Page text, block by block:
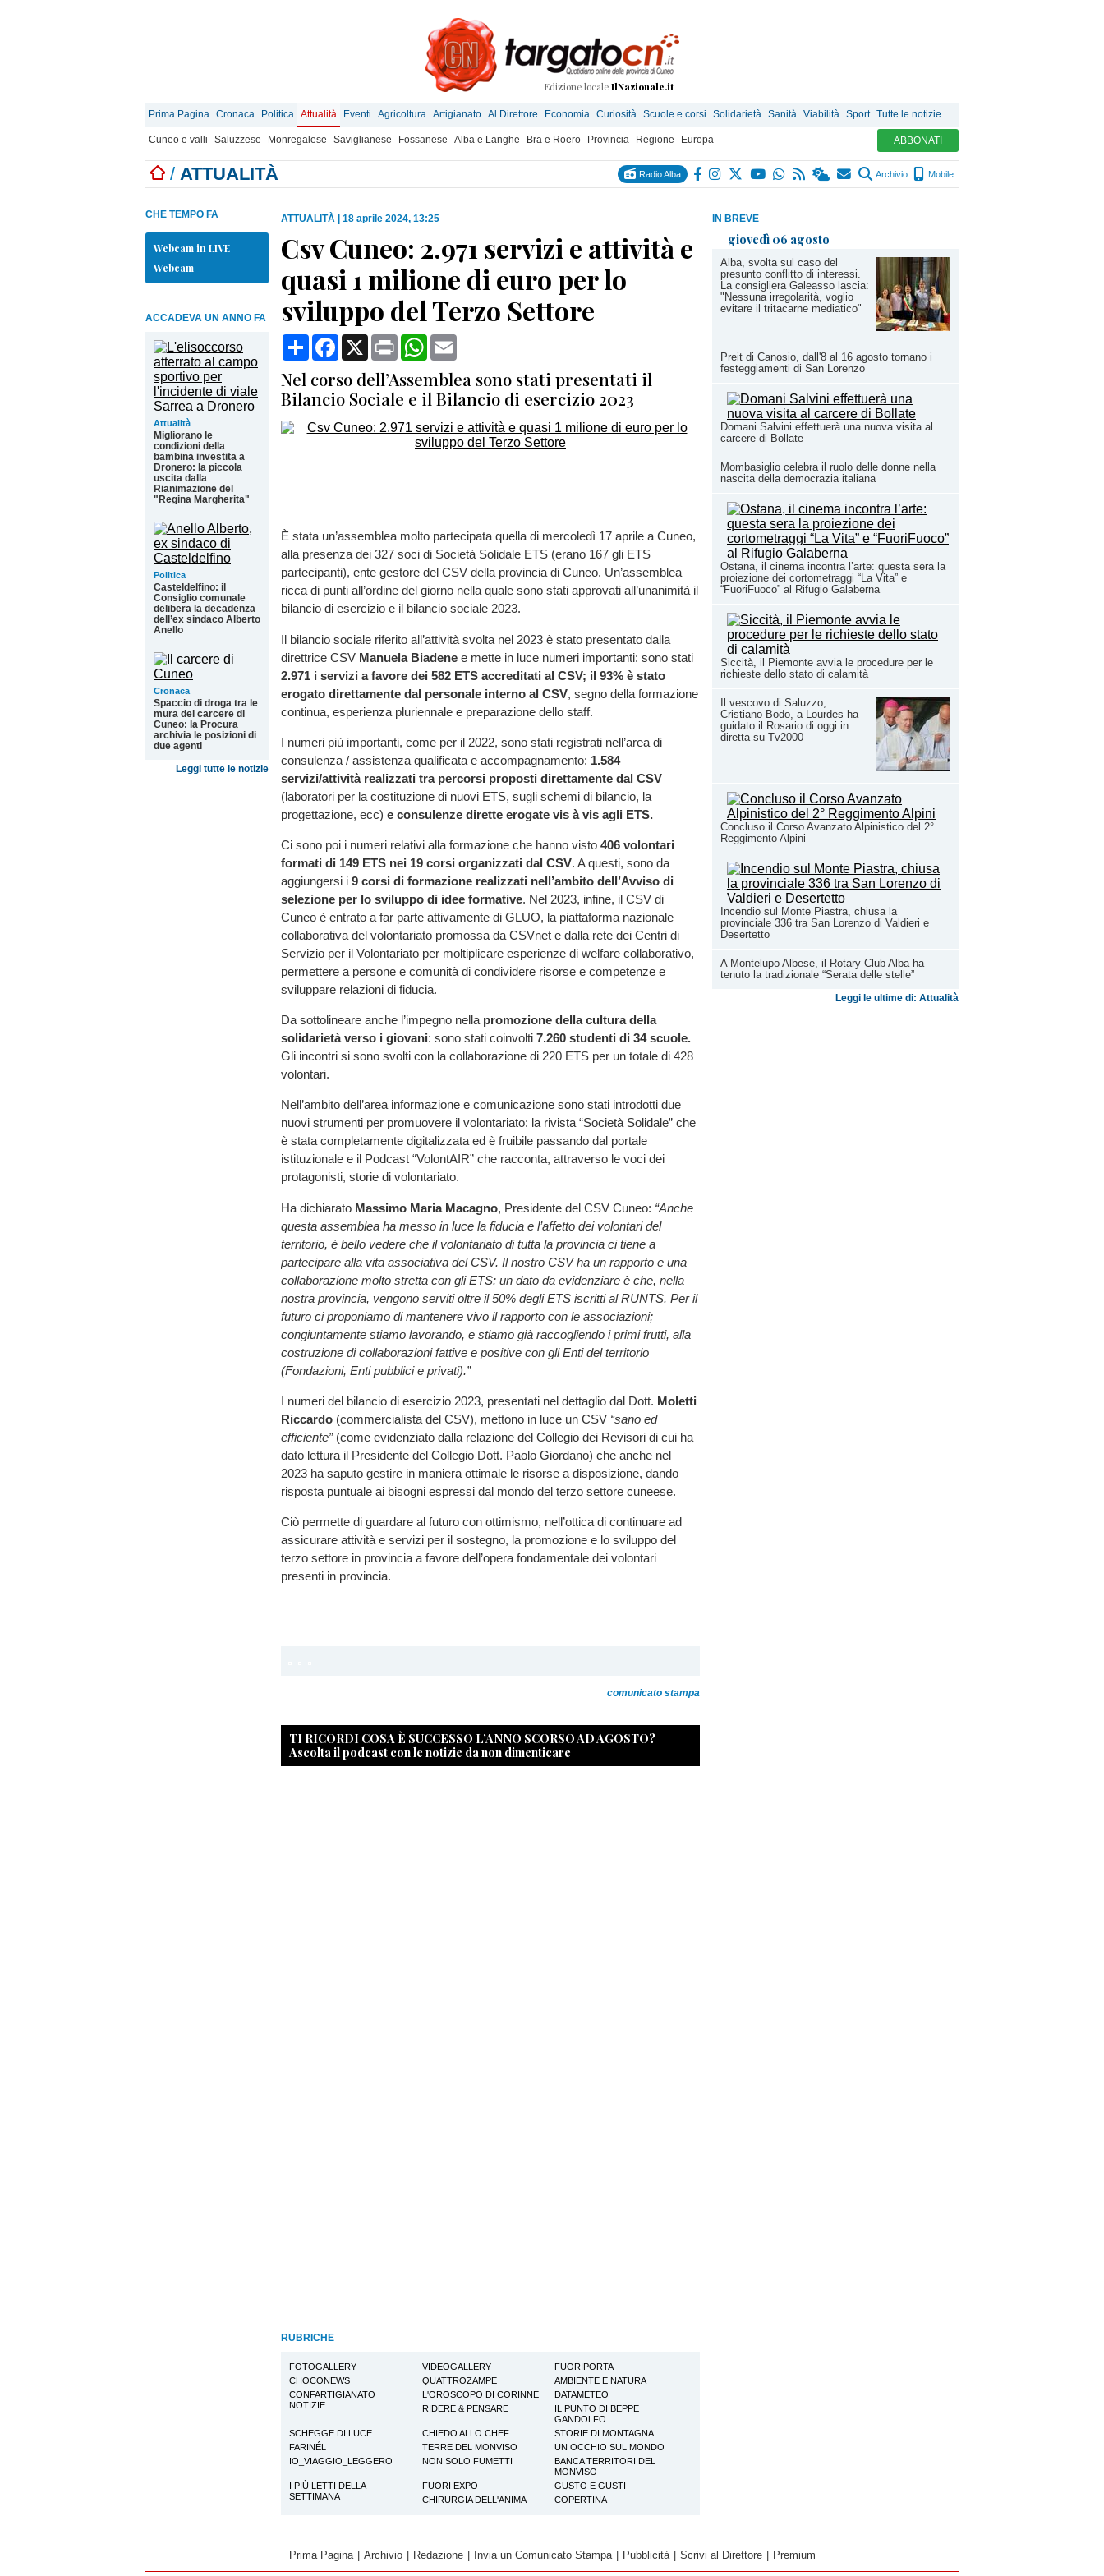
Edizione locale IlNazionale.it
Prima Pagina Cronaca Politica Attualità Eventi Agricoltura Artigianato Al Direttore Economia Curiosità Scuole e corsi Solidarietà Sanità Viabilità Sport Tutte le notizie
Cuneo e valli Saluzzese Monregalese Saviglianese Fossanese Alba e Langhe Bra e Roero Provincia Regione Europa ABBONATI
/ ATTUALITÀ Radio Alba Archivio Mobile
IN BREVE
giovedì 06 agosto
Alba, svolta sul caso del
presunto conflitto di interessi.
La consigliera Galeasso lascia:
"Nessuna irregolarità, voglio
evitare il tritacarne mediatico"
Preit di Canosio, dall'8 al 16 agosto tornano i
festeggiamenti di San Lorenzo
Domani Salvini effettuerà una nuova visita al
carcere di Bollate
Mombasiglio celebra il ruolo delle donne nella
nascita della democrazia italiana
Ostana, il cinema incontra l’arte: questa sera la
proiezione dei cortometraggi “La Vita” e
“FuoriFuoco” al Rifugio Galaberna
Siccità, il Piemonte avvia le procedure per le
richieste dello stato di calamità
Il vescovo di Saluzzo,
Cristiano Bodo, a Lourdes ha
guidato il Rosario di oggi in
diretta su Tv2000
Concluso il Corso Avanzato Alpinistico del 2°
Reggimento Alpini
Incendio sul Monte Piastra, chiusa la
provinciale 336 tra San Lorenzo di Valdieri e
Desertetto
A Montelupo Albese, il Rotary Club Alba ha
tenuto la tradizionale “Serata delle stelle”
Leggi le ultime di: Attualità
CHE TEMPO FA
Webcam in LIVE
Webcam
ACCADEVA UN ANNO FA
Attualità
Migliorano le
condizioni della
bambina investita a
Dronero: la piccola
uscita dalla
Rianimazione del
"Regina Margherita"
Politica
Casteldelfino: il
Consiglio comunale
delibera la decadenza
dell’ex sindaco Alberto
Anello
Cronaca
Spaccio di droga tra le
mura del carcere di
Cuneo: la Procura
archivia le posizioni di
due agenti
Leggi tutte le notizie
ATTUALITÀ 18 aprile 2024, 13:25
Csv Cuneo: 2.971 servizi e attività e
quasi 1 milione di euro per lo
sviluppo del Terzo Settore
CondividiFacebook
X Print WhatsApp
Nel corso dell’Assemblea sono stati presentati il
Bilancio Sociale e il Bilancio di esercizio 2023
È stata un’assemblea molto partecipata quella di mercoledì 17 aprile a Cuneo,
alla presenza dei 327 soci di Società Solidale ETS (erano 167 gli ETS
partecipanti), ente gestore del CSV della provincia di Cuneo. Un’assemblea
ricca di punti all’ordine del giorno nella quale sono stati approvati all’unanimità il
bilancio di esercizio e il bilancio sociale 2023.
Il bilancio sociale riferito all’attività svolta nel 2023 è stato presentato dalla
direttrice CSV Manuela Biadene e mette in luce numeri importanti: sono stati
2.971 i servizi a favore dei 582 ETS accreditati al CSV; il 93% è stato
erogato direttamente dal personale interno al CSV, segno della formazione
continua, esperienza pluriennale e preparazione dello staff.
I numeri più importanti, come per il 2022, sono stati registrati nell’area di
consulenza / assistenza qualificata e accompagnamento: 1.584
servizi/attività realizzati tra percorsi proposti direttamente dal CSV
(laboratori per la costituzione di nuovi ETS, sugli schemi di bilancio, la
progettazione, ecc) e consulenze dirette erogate vis à vis agli ETS.
Ci sono poi i numeri relativi alla formazione che hanno visto 406 volontari
formati di 149 ETS nei 19 corsi organizzati dal CSV. A questi, sono da
aggiungersi i 9 corsi di formazione realizzati nell’ambito dell’Avviso di
selezione per lo sviluppo di idee formative. Nel 2023, infine, il CSV di
Cuneo è entrato a far parte attivamente di GLUO, la piattaforma nazionale
collaborativa del volontariato promossa da CSVnet e dalla rete dei Centri di
Servizio per il Volontariato per moltiplicare esperienze di welfare collaborativo,
permettere a persone e comunità di condividere risorse e competenze e
sviluppare relazioni di fiducia.
Da sottolineare anche l’impegno nella promozione della cultura della
solidarietà verso i giovani: sono stati coinvolti 7.260 studenti di 34 scuole.
Gli incontri si sono svolti con la collaborazione di 220 ETS per un totale di 428
volontari.
Nell’ambito dell’area informazione e comunicazione sono stati introdotti due
nuovi strumenti per promuovere il volontariato: la rivista “Società Solidale” che
è stata completamente digitalizzata ed è fruibile passando dal portale
istituzionale e il Podcast “VolontAIR” che racconta, attraverso le voci dei
protagonisti, storie di volontariato.
Ha dichiarato Massimo Maria Macagno, Presidente del CSV Cuneo: “Anche
questa assemblea ha messo in luce la fiducia e l’affetto dei volontari del
territorio, è bello vedere che il volontariato di tutta la provincia ci tiene a
partecipare alla vita associativa del CSV. Il nostro CSV ha un rapporto e una
collaborazione molto stretta con gli ETS: un dato da evidenziare è che, nella
nostra provincia, vengono serviti oltre il 50% degli ETS iscritti al RUNTS. Per il
futuro ci proponiamo di mantenere vivo il rapporto con le associazioni;
congiuntamente stiamo lavorando, e stiamo già raccogliendo i primi frutti, alla
costruzione di collaborazioni fattive e positive con gli Enti del territorio
(Fondazioni, Enti pubblici e privati).”
I numeri del bilancio di esercizio 2023, presentati nel dettaglio dal Dott. Moletti
Riccardo (commercialista del CSV), mettono in luce un CSV “sano ed
efficiente” (come evidenziato dalla relazione del Collegio dei Revisori di cui ha
dato lettura il Presidente del Collegio Dott. Paolo Giordano) che anche nel
2023 ha saputo gestire in maniera ottimale le risorse a disposizione, dando
risposta puntuale ai bisogni espressi dal mondo del terzo settore cuneese.
Ciò permette di guardare al futuro con ottimismo, nell’ottica di continuare ad
assicurare attività e servizi per il sostegno, la promozione e lo sviluppo del
terzo settore in provincia a favore dell’opera fondamentale dei volontari
presenti in provincia.
comunicato stampa
TI RICORDI COSA È SUCCESSO L’ANNO SCORSO AD AGOSTO?
Ascolta il podcast con le notizie da non dimenticare
RUBRICHE
FOTOGALLERY VIDEOGALLERY
FUORIPORTA
CHOCONEWS
QUATTROZAMPE
AMBIENTE E NATURA
CONFARTIGIANATO
NOTIZIE
L'OROSCOPO DI CORINNE
DATAMETEO
RIDERE & PENSARE
IL PUNTO DI BEPPE
GANDOLFO
SCHEGGE DI LUCE
CHIEDO ALLO CHEF
STORIE DI MONTAGNA
FARINÉL
TERRE DEL MONVISO
UN OCCHIO SUL MONDO
IO_VIAGGIO_LEGGERO
NON SOLO FUMETTI
BANCA TERRITORI DEL
MONVISO
I PIÙ LETTI DELLA
SETTIMANA
FUORI EXPO
GUSTO E GUSTI
CHIRURGIA DELL'ANIMA
COPERTINA
Prima Pagina Archivio Redazione Invia un Comunicato Stampa Pubblicità Scrivi al Direttore Premium